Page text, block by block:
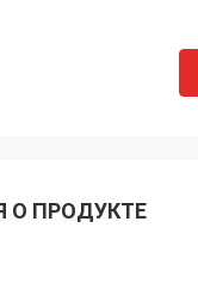
ПРОДУКТЕ